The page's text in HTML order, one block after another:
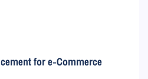
for e-Commerce